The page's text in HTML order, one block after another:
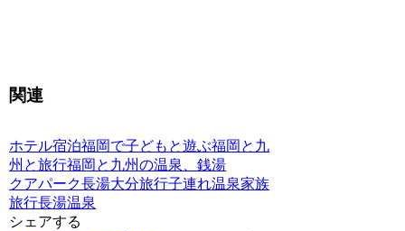
関連
ホテル宿泊福岡で子どもと遊ぶ福岡と九
州と旅行福岡と九州の温泉、銭湯
クアパーク長湯大分旅行子連れ温泉家族
旅行長湯温泉
シェアする